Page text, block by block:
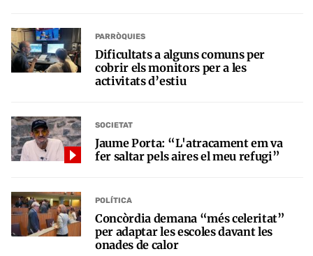
PARRÒQUIES
Dificultats a alguns comuns per
cobrir els monitors per a les
activitats d’estiu
SOCIETAT
Jaume Porta: “L'atracament em va
fer saltar pels aires el meu refugi”
POLÍTICA
Concòrdia demana “més celeritat”
per adaptar les escoles davant les
onades de calor